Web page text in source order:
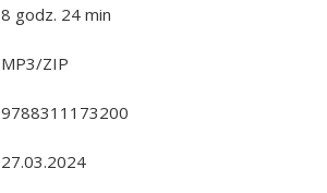
8 godz. 24 min
MP3/ZIP
9788311173200
27.03.2024